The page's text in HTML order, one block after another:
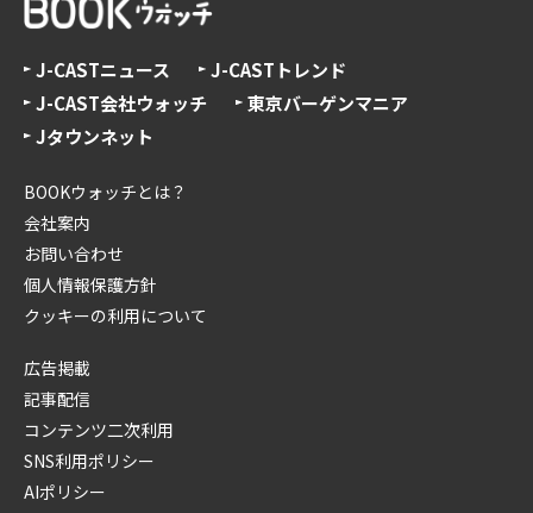
J-CASTニュース
J-CASTトレンド
J-CAST会社ウォッチ
東京バーゲンマニア
Jタウンネット
BOOKウォッチとは？
会社案内
お問い合わせ
個人情報保護方針
クッキーの利用について
広告掲載
記事配信
コンテンツ二次利用
SNS利用ポリシー
AIポリシー